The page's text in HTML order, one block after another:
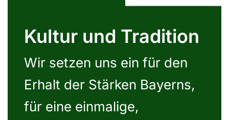
Kultur und Tradition
Wir setzen uns ein für den
Erhalt der Stärken Bayerns,
für eine einmalige,